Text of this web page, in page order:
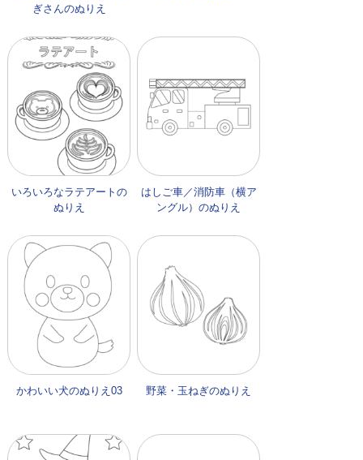
ぎさんのぬりえ
いろいろなラテアートの
ぬりえ
はしご車／消防車（横ア
ングル）のぬりえ
かわいい犬のぬりえ03 野菜・玉ねぎのぬりえ